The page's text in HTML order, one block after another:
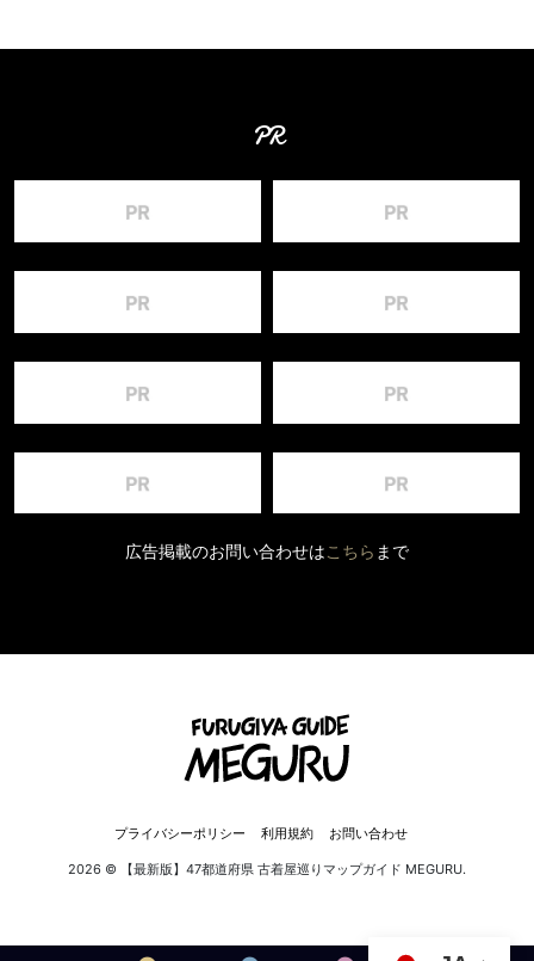
PR
広告掲載のお問い合わせはこちら まで
プライバシーポリシー 利用規約 お問い合わせ
2026 © 【最新版】47都道府県 古着屋巡りマップガイド MEGURU.